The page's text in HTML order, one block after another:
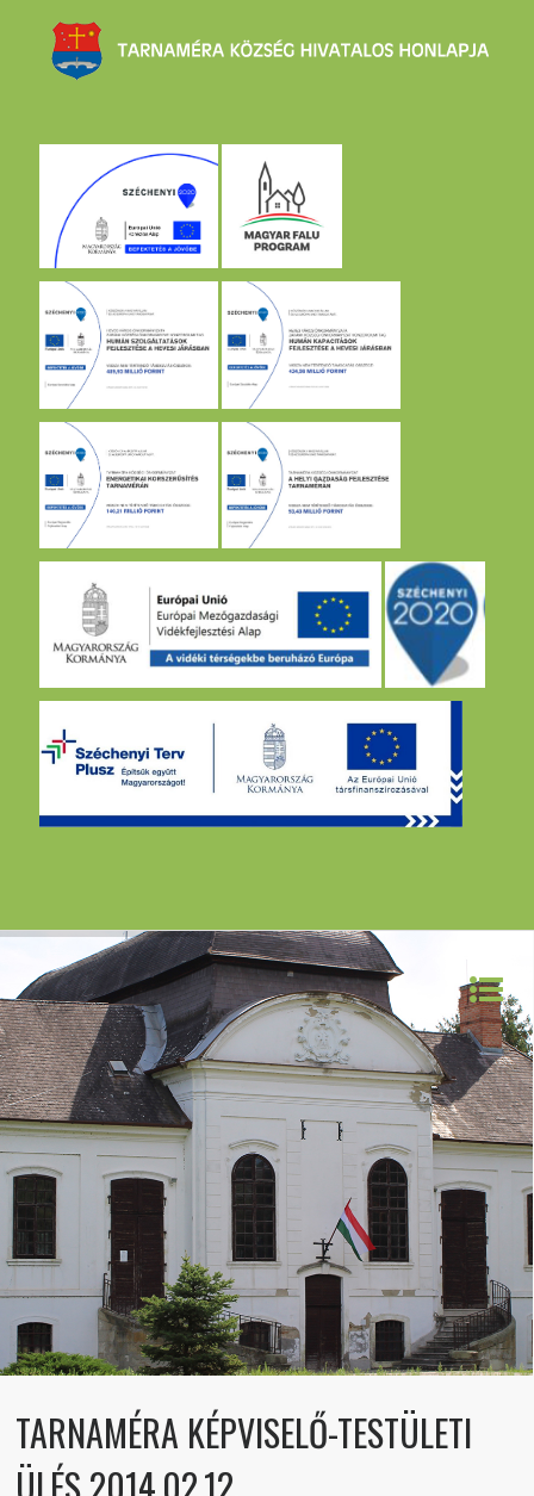
TARNAMÉRA KÉPVISELŐ-TESTÜLETI